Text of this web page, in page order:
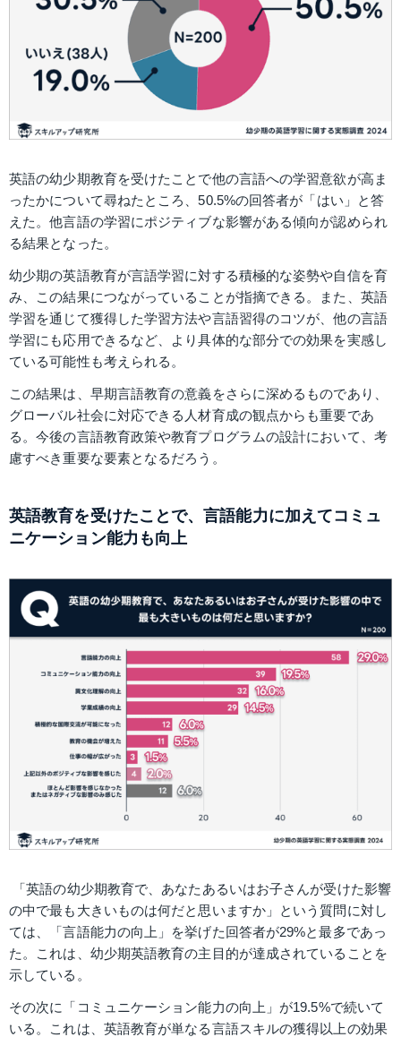
英語の幼少期教育を受けたことで他の言語への学習意欲が高ま
ったかについて尋ねたところ、50.5%の回答者が「はい」と答
えた。他言語の学習にポジティブな影響がある傾向が認められ
る結果となった。
幼少期の英語教育が言語学習に対する積極的な姿勢や自信を育
み、この結果につながっていることが指摘できる。また、英語
学習を通じて獲得した学習方法や言語習得のコツが、他の言語
学習にも応用できるなど、より具体的な部分での効果を実感し
ている可能性も考えられる。
この結果は、早期言語教育の意義をさらに深めるものであり、
グローバル社会に対応できる人材育成の観点からも重要であ
る。今後の言語教育政策や教育プログラムの設計において、考
慮すべき重要な要素となるだろう。
英語教育を受けたことで、言語能力に加えてコミュ
ニケーション能力も向上
「英語の幼少期教育で、あなたあるいはお子さんが受けた影響
の中で最も大きいものは何だと思いますか」という質問に対し
ては、「言語能力の向上」を挙げた回答者が29%と最多であっ
た。これは、幼少期英語教育の主目的が達成されていることを
示している。
その次に「コミュニケーション能力の向上」が19.5%で続いて
いる。これは、英語教育が単なる言語スキルの獲得以上の効果